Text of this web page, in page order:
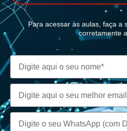
Para acessar às aulas, faça a
corretamente